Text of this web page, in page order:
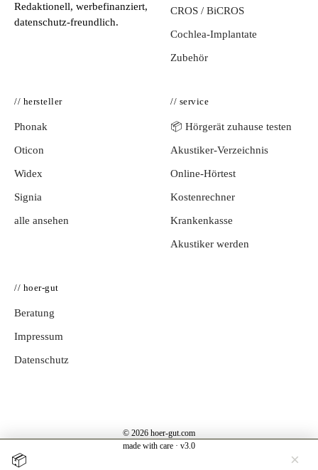
Redaktionell, werbefinanziert,
datenschutz-freundlich.
CROS / BiCROS
Cochlea-Implantate
Zubehör
// hersteller
Phonak
Oticon
Widex
Signia
alle ansehen
// service
📦 Hörgerät zuhause testen
Akustiker-Verzeichnis
Online-Hörtest
Kostenrechner
Krankenkasse
Akustiker werden
// hoer-gut
Beratung
Impressum
Datenschutz
© 2026 hoer-gut.com
made with care · v3.0
📦 ×